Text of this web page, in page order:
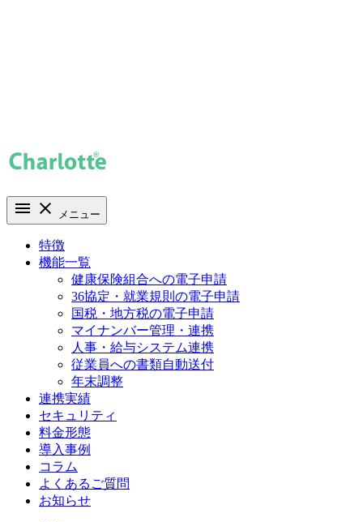
メニュー
特徴
機能一覧
健康保険組合への電子申請
36協定・就業規則の電子申請
国税・地方税の電子申請
マイナンバー管理・連携
人事・給与システム連携
従業員への書類自動送付
年末調整
連携実績
セキュリティ
料金形態
導入事例
コラム
よくあるご質問
お知らせ